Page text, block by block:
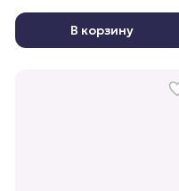
В корзину